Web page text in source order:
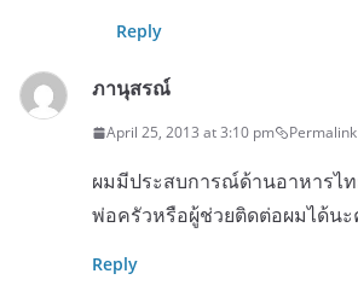
Reply
ภานุสรณ์
April 25, 2013 at 3:10 pm Permalink
ผมมีประสบการณ์ด้านอาหารไ
พ่อครัวหรือผู้ช่วยติดต่อผมได้นะ
Reply